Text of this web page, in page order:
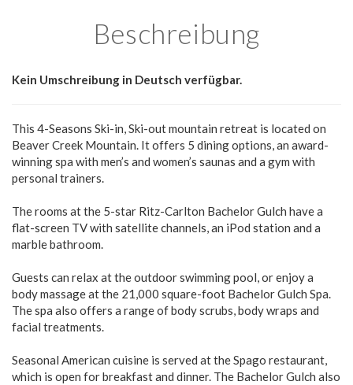
Beschreibung
Kein Umschreibung in Deutsch verfügbar.
This 4-Seasons Ski-in, Ski-out mountain retreat is located on
Beaver Creek Mountain. It offers 5 dining options, an award-
winning spa with men’s and women’s saunas and a gym with
personal trainers.
The rooms at the 5-star Ritz-Carlton Bachelor Gulch have a
flat-screen TV with satellite channels, an iPod station and a
marble bathroom.
Guests can relax at the outdoor swimming pool, or enjoy a
body massage at the 21,000 square-foot Bachelor Gulch Spa.
The spa also offers a range of body scrubs, body wraps and
facial treatments.
Seasonal American cuisine is served at the Spago restaurant,
which is open for breakfast and dinner. The Bachelor Gulch also